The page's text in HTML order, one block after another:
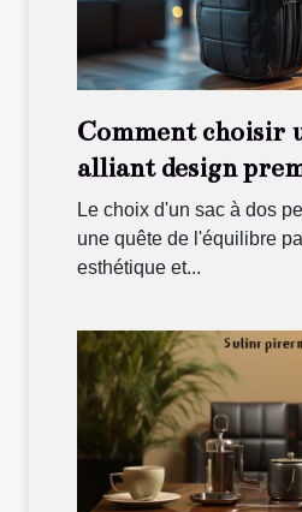
Comment choisir
alliant design
fonctionnalité
Le choix d'un sac à dos
une quête de l'équilibre
esthétique et...